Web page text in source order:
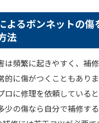
よるボンネットの傷
法
は頻繁に起きやすく、補
的に傷がつくこともあり
ロに修理を依頼している
少の傷なら自分で補修す